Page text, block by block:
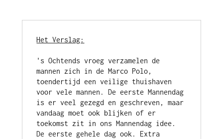
Het Verslag:
's Ochtends vroeg verzamelen de
mannen zich in de Marco Polo,
toendertijd een veilige thuishaven
voor vele mannen. De eerste Mannendag
is er veel gezegd en geschreven, maar
vandaag moet ook blijken of er
toekomst zit in ons Mannendag idee.
De eerste gehele dag ook. Extra